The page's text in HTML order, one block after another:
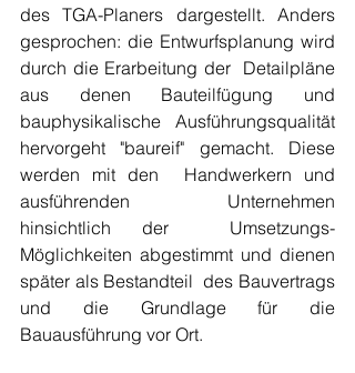
des TGA-Planers dargestellt. Anders
gesprochen: die Entwurfsplanung wird
durch die Erarbeitung der  Detailpläne
aus denen Bauteilfügung und
bauphysikalische  Ausführungsqualität
hervorgeht "baureif" gemacht. Diese
werden mit den  Handwerkern und
ausführenden Unternehmen
hinsichtlich der  Umsetzungs-
Möglichkeiten abgestimmt und dienen
später als Bestandteil  des Bauvertrags
und die Grundlage für die
Bauausführung vor Ort.